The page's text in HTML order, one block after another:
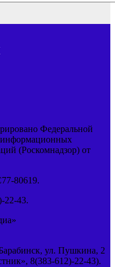
Федеральной
информационных
(Роскомнадзор) от
80619.
22-43.
ул. Пушкина, 2
8(383-612)-22-43).